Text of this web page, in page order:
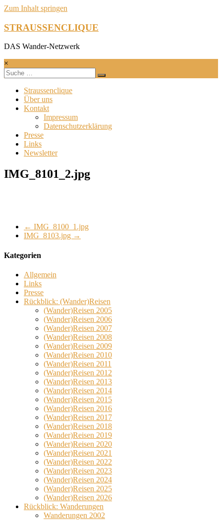
Zum Inhalt springen
STRAUSSENCLIQUE
DAS Wander-Netzwerk
×
Straussenclique
Über uns
Kontakt
Impressum
Datenschutzerklärung
Presse
Links
Newsletter
IMG_8101_2.jpg
← IMG_8100_1.jpg
IMG_8103.jpg →
Kategorien
Allgemein
Links
Presse
Rückblick: (Wander)Reisen
(Wander)Reisen 2005
(Wander)Reisen 2006
(Wander)Reisen 2007
(Wander)Reisen 2008
(Wander)Reisen 2009
(Wander)Reisen 2010
(Wander)Reisen 2011
(Wander)Reisen 2012
(Wander)Reisen 2013
(Wander)Reisen 2014
(Wander)Reisen 2015
(Wander)Reisen 2016
(Wander)Reisen 2017
(Wander)Reisen 2018
(Wander)Reisen 2019
(Wander)Reisen 2020
(Wander)Reisen 2021
(Wander)Reisen 2022
(Wander)Reisen 2023
(Wander)Reisen 2024
(Wander)Reisen 2025
(Wander)Reisen 2026
Rückblick: Wanderungen
Wanderungen 2002